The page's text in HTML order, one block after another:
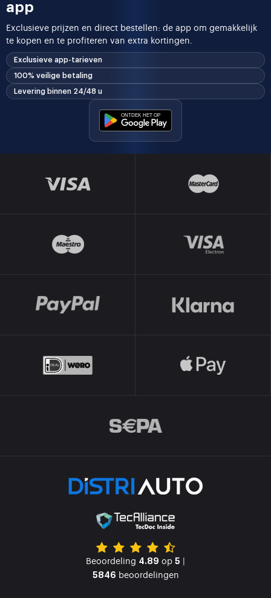
app
Exclusieve prijzen en direct bestellen: de app om gemakkelijk
te kopen en te profiteren van extra kortingen.
Exclusieve app-tarieven
100% veilige betaling
Levering binnen 24/48 u
Beoordeling 4.89 op 5 |
5846 beoordelingen